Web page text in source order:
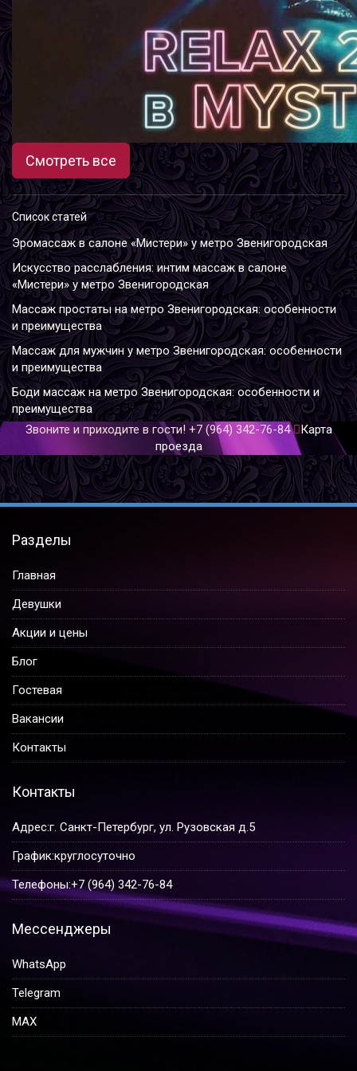
Смотреть все
Список статей
Эромассаж в салоне «Мистери» у метро Звенигородская
Искусство расслабления: интим массаж в салоне
«Мистери» у метро Звенигородская
Массаж простаты на метро Звенигородская: особенности
и преимущества
Массаж для мужчин у метро Звенигородская: особенности
и преимущества
Боди массаж на метро Звенигородская: особенности и
преимущества
Звоните и приходите в гости! +7 (964) 342-76-84
Карта
проезда
Разделы
Главная
Девушки
Акции и цены
Блог
Гостевая
Вакансии
Контакты
Контакты
Адрес:г. Санкт-Петербург, ул. Рузовская д.5
График:круглосуточно
Телефоны:+7 (964) 342-76-84
Мессенджеры
WhatsApp
Telegram
MAX